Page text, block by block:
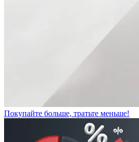
Покупайте больше, тратьте меньше!